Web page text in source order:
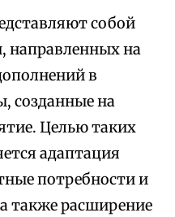
собой
направленных на
в
созданные на
Целью таких
адаптация
потребности и
также расширение